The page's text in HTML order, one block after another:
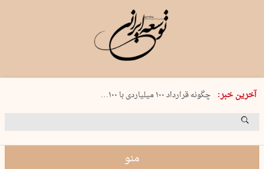
آخرین خبر:
شنبه 17 مرداد 1405 شماره 2244
چگونه قرارداد ۱۰۰ میلیاردی با ۱۰۰…
پنجره‌ای که باز نشد
منو